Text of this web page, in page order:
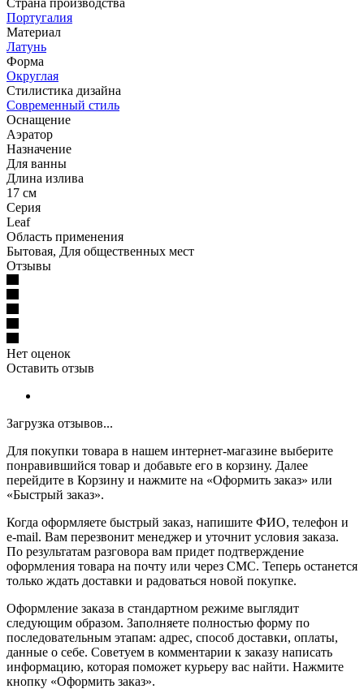
Португалия
Материал
Латунь
Форма
Округлая
Стилистика дизайна
Современный стиль
Оснащение
Аэратор
Назначение
Для ванны
Длина излива
17 см
Серия
Leaf
Область применения
Бытовая, Для общественных мест
Отзывы
Нет оценок
Оставить отзыв
Загрузка отзывов...
Для покупки товара в нашем интернет-магазине выберите
понравившийся товар и добавьте его в корзину. Далее
перейдите в Корзину и нажмите на «Оформить заказ» или
«Быстрый заказ».
Когда оформляете быстрый заказ, напишите ФИО, телефон и
e-mail. Вам перезвонит менеджер и уточнит условия заказа.
По результатам разговора вам придет подтверждение
оформления товара на почту или через СМС. Теперь останется
только ждать доставки и радоваться новой покупке.
Оформление заказа в стандартном режиме выглядит
следующим образом. Заполняете полностью форму по
последовательным этапам: адрес, способ доставки, оплаты,
данные о себе. Советуем в комментарии к заказу написать
информацию, которая поможет курьеру вас найти. Нажмите
кнопку «Оформить заказ».